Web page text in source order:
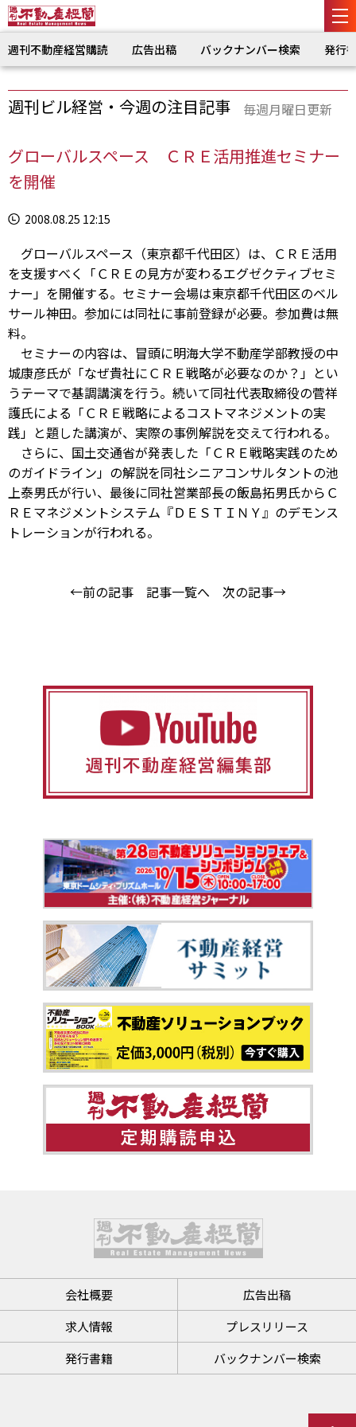
週刊不動産経営購読 広告出稿 バックナンバー検索 発行
週刊ビル経営・今週の注目記事 毎週月曜日更新
グローバルスペース ＣＲＥ活用推進セミナー
を開催
2008.08.25 12:15
グローバルスペース（東京都千代田区）は、ＣＲＥ活用
を支援すべく「ＣＲＥの見方が変わるエグゼクティブセミ
ナー」を開催する。セミナー会場は東京都千代田区のベル
サール神田。参加には同社に事前登録が必要。参加費は無
料。
セミナーの内容は、冒頭に明海大学不動産学部教授の中
城康彦氏が「なぜ貴社にＣＲＥ戦略が必要なのか？」とい
うテーマで基調講演を行う。続いて同社代表取締役の菅祥
護氏による「ＣＲＥ戦略によるコストマネジメントの実
践」と題した講演が、実際の事例解説を交えて行われる。
さらに、国土交通省が発表した「ＣＲＥ戦略実践のため
のガイドライン」の解説を同社シニアコンサルタントの池
上泰男氏が行い、最後に同社営業部長の飯島拓男氏からＣ
ＲＥマネジメントシステム『ＤＥＳＴＩＮＹ』のデモンス
トレーションが行われる。
←前の記事 記事一覧へ 次の記事→
会社概要
広告出稿
求人情報
プレスリリース
発行書籍
バックナンバー検索